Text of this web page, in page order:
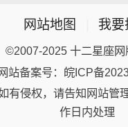
网站地图 我要
©2007-2025 十二星座网
站备案号：皖ICP备
有侵权，请告知网站管
作日内处理